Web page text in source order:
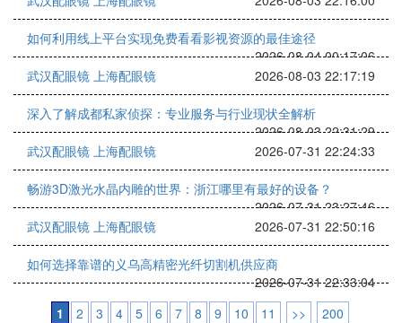
如何利用线上平台实现免费看看影视资源的最佳途径
2026-08-04 00:17:06
武汉配眼镜 上海配眼镜
2026-08-03 22:17:19
深入了解成都私家侦探：专业服务与行业现状全解析
2026-08-03 22:31:29
武汉配眼镜 上海配眼镜
2026-07-31 22:24:33
畅游3D激光水晶内雕的世界：浙江哪里有最好的设备？
2026-07-31 23:27:46
武汉配眼镜 上海配眼镜
2026-07-31 22:50:16
如何选择靠谱的义乌高精密光纤切割机供应商
2026-07-31 22:33:04
1
2 3 4 5 6 7 8 9 10 11 >> 200